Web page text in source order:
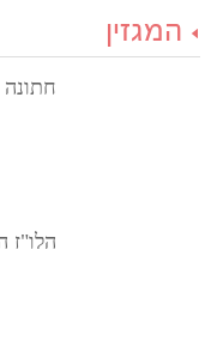
המגזין
הלו"ז